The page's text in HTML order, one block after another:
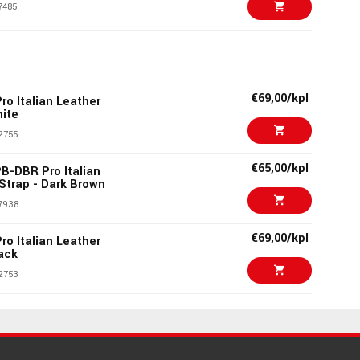
Plus €166,00/kpl
€14,90/pak
Metronome, €14,20/kpl
Italian Leather €69,00/kpl
DBR Pro Italian
- Dark Brown
€65,00/kpl
Italian Leather €69,00/kpl